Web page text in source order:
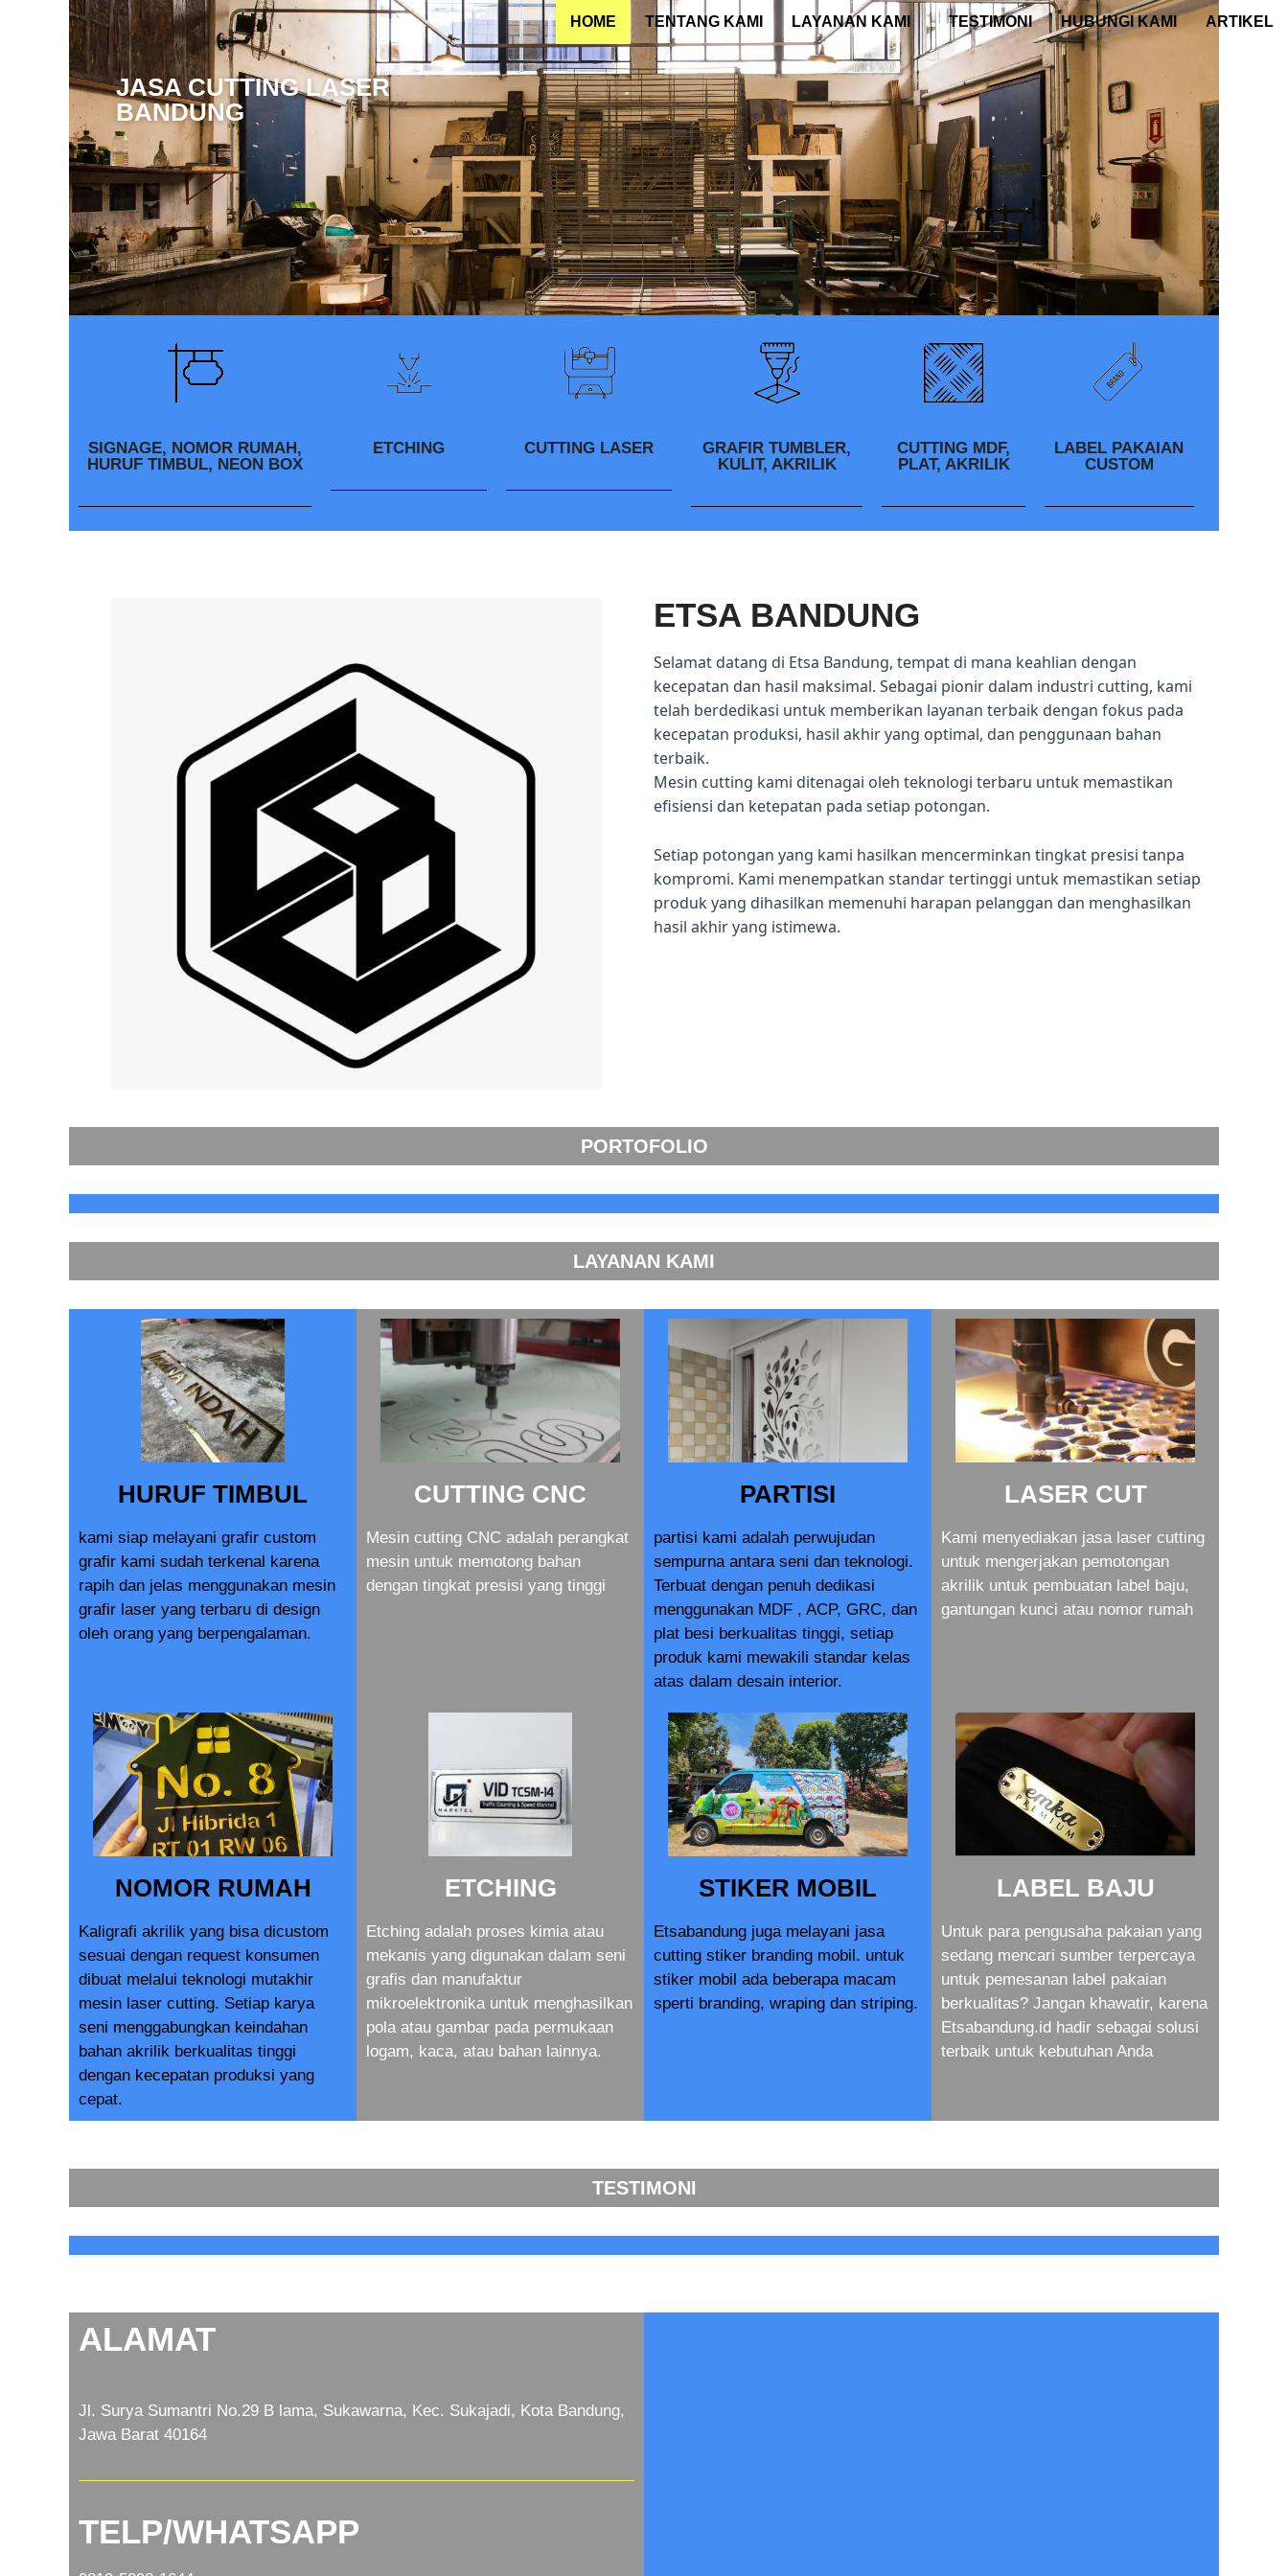
HOME TENTANG KAMI LAYANAN KAMI TESTIMONI HUBUNGI KAMI ARTIKEL
JASA CUTTING LASER
BANDUNG
SIGNAGE, NOMOR RUMAH,
HURUF TIMBUL, NEON BOX
ETCHING CUTTING LASER
GRAFIR TUMBLER,
KULIT, AKRILIK
CUTTING MDF,
PLAT, AKRILIK
LABEL PAKAIAN
CUSTOM
ETSA BANDUNG
Selamat datang di Etsa Bandung, tempat di mana keahlian dengan
kecepatan dan hasil maksimal. Sebagai pionir dalam industri cutting, kami
telah berdedikasi untuk memberikan layanan terbaik dengan fokus pada
kecepatan produksi, hasil akhir yang optimal, dan penggunaan bahan
terbaik.
Mesin cutting kami ditenagai oleh teknologi terbaru untuk memastikan
efisiensi dan ketepatan pada setiap potongan.
Setiap potongan yang kami hasilkan mencerminkan tingkat presisi tanpa
kompromi. Kami menempatkan standar tertinggi untuk memastikan setiap
produk yang dihasilkan memenuhi harapan pelanggan dan menghasilkan
hasil akhir yang istimewa.
PORTOFOLIO
LAYANAN KAMI
HURUF TIMBUL
kami siap melayani grafir custom
grafir kami sudah terkenal karena
rapih dan jelas menggunakan mesin
grafir laser yang terbaru di design
oleh orang yang berpengalaman.
CUTTING CNC
Mesin cutting CNC adalah perangkat
mesin untuk memotong bahan
dengan tingkat presisi yang tinggi
PARTISI
partisi kami adalah perwujudan
sempurna antara seni dan teknologi.
Terbuat dengan penuh dedikasi
menggunakan MDF , ACP, GRC, dan
plat besi berkualitas tinggi, setiap
produk kami mewakili standar kelas
atas dalam desain interior.
LASER CUT
Kami menyediakan jasa laser cutting
untuk mengerjakan pemotongan
akrilik untuk pembuatan label baju,
gantungan kunci atau nomor rumah
NOMOR RUMAH
Kaligrafi akrilik yang bisa dicustom
sesuai dengan request konsumen
dibuat melalui teknologi mutakhir
mesin laser cutting. Setiap karya
seni menggabungkan keindahan
bahan akrilik berkualitas tinggi
dengan kecepatan produksi yang
cepat.
ETCHING
Etching adalah proses kimia atau
mekanis yang digunakan dalam seni
grafis dan manufaktur
mikroelektronika untuk menghasilkan
pola atau gambar pada permukaan
logam, kaca, atau bahan lainnya.
STIKER MOBIL
Etsabandung juga melayani jasa
cutting stiker branding mobil. untuk
stiker mobil ada beberapa macam
sperti branding, wraping dan striping.
LABEL BAJU
Untuk para pengusaha pakaian yang
sedang mencari sumber terpercaya
untuk pemesanan label pakaian
berkualitas? Jangan khawatir, karena
Etsabandung.id hadir sebagai solusi
terbaik untuk kebutuhan Anda
TESTIMONI
ALAMAT
Jl. Surya Sumantri No.29 B lama, Sukawarna, Kec. Sukajadi, Kota Bandung,
Jawa Barat 40164
TELP/WHATSAPP